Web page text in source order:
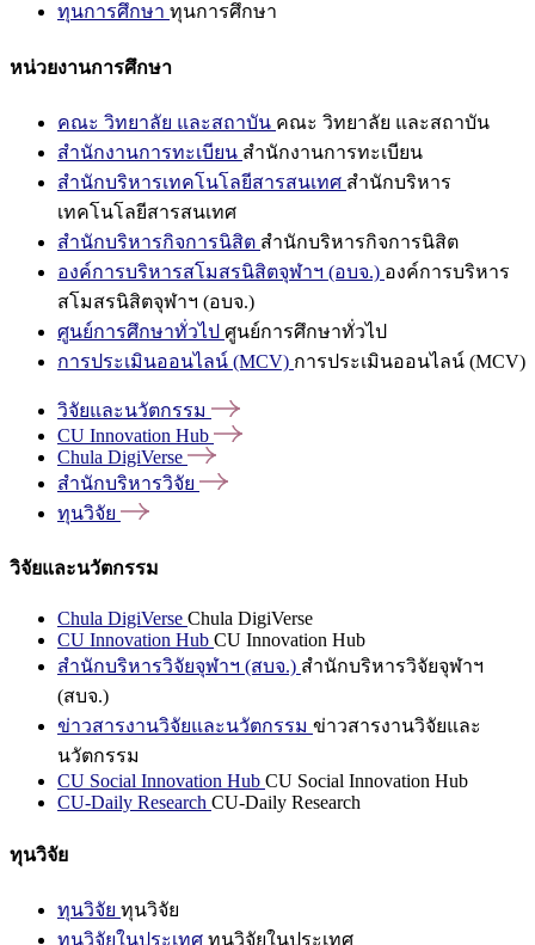
ทุนการศึกษา ทุนการศึกษา
หน่วยงานการศึกษา
คณะ วิทยาลัย และสถาบัน คณะ วิทยาลัย และสถาบัน
สำนักงานการทะเบียน สำนักงานการทะเบียน
สำนักบริหารเทคโนโลยีสารสนเทศ สำนักบริหาร
เทคโนโลยีสารสนเทศ
สำนักบริหารกิจการนิสิต สำนักบริหารกิจการนิสิต
องค์การบริหารสโมสรนิสิตจุฬาฯ (อบจ.) องค์การบริหาร
สโมสรนิสิตจุฬาฯ (อบจ.)
ศูนย์การศึกษาทั่วไป ศูนย์การศึกษาทั่วไป
การประเมินออนไลน์ (MCV) การประเมินออนไลน์ (MCV)
วิจัยและนวัตกรรม
CU Innovation Hub
Chula DigiVerse
สำนักบริหารวิจัย
ทุนวิจัย
วิจัยและนวัตกรรม
Chula DigiVerse Chula DigiVerse
CU Innovation Hub CU Innovation Hub
สำนักบริหารวิจัยจุฬาฯ (สบจ.) สำนักบริหารวิจัยจุฬาฯ
(สบจ.)
ข่าวสารงานวิจัยและนวัตกรรม ข่าวสารงานวิจัยและ
นวัตกรรม
CU Social Innovation Hub CU Social Innovation Hub
CU-Daily Research CU-Daily Research
ทุนวิจัย
ทุนวิจัย ทุนวิจัย
ทุนวิจัยในประเทศ ทุนวิจัยในประเทศ